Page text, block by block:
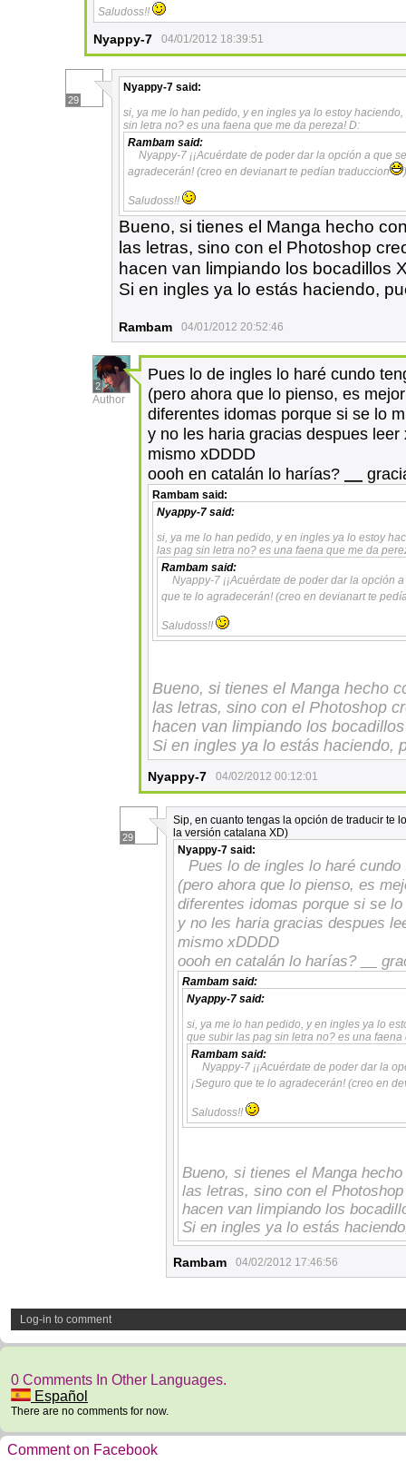
Saludoss!!
Nyappy-7 04/01/2012 18:39:51
29
Nyappy-7 said:
si, ya me lo han pedido, y en ingles ya lo estoy
sin letra no? es una faena que me da pereza! D:
Rambam said:
Nyappy-7 ¡¡Acuérdate de poder dar la opción a que
agradecerán! (creo en devianart te pedían traduccion
)
Saludoss!!
Bueno, si tienes el Manga hecho
las letras, sino con el Photoshop
hacen van limpiando los bocadillos
Si en ingles ya lo estás haciendo,
Rambam 04/01/2012 20:52:46
2
Author
Pues lo de ingles lo haré cundo
(pero ahora que lo pienso, es
diferentes idomas porque si se lo
y no les haria gracias despues
mismo xDDDD
oooh en catalán lo harías?
Rambam said:
Nyappy-7 said:
si, ya me lo han pedido, y en ingles ya lo estoy
las pag sin letra no? es una faena que me da
Rambam said:
Nyappy-7 ¡¡Acuérdate de poder dar la opción
que te lo agradecerán! (creo en devianart te
Saludoss!!
Bueno, si tienes el Manga hecho
las letras, sino con el Photoshop
hacen van limpiando los bocadillos
Si en ingles ya lo estás haciendo,
Nyappy-7 04/02/2012 00:12:01
29
Sip, en cuanto tengas la opción de traducir te
la versión catalana XD)
Nyappy-7 said:
Pues lo de ingles lo haré
(pero ahora que lo pienso, es
diferentes idomas porque si se
y no les haria gracias despues
mismo xDDDD
oooh en catalán lo harías?
Rambam said:
Nyappy-7 said:
si, ya me lo han pedido, y en ingles ya lo
que subir las pag sin letra no? es una faena
Rambam said:
Nyappy-7 ¡¡Acuérdate de poder dar la
¡Seguro que te lo agradecerán! (creo en
Saludoss!!
Bueno, si tienes el Manga
las letras, sino con el
hacen van limpiando los
Si en ingles ya lo estás
Rambam 04/02/2012 17:46:56
Log-in to comment
0 Comments In Other Languages.
Español
There are no comments for now.
Comment on Facebook